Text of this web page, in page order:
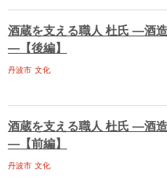
酒蔵を支える職人 杜氏 ―酒
―【後編】
丹波市 文化
酒蔵を支える職人 杜氏 ―酒
―【前編】
丹波市 文化